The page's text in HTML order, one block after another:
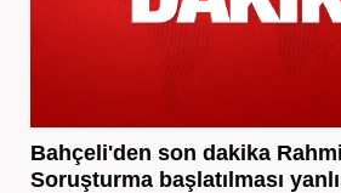
Bahçeli'den son dakika
Soruşturma başlatılması